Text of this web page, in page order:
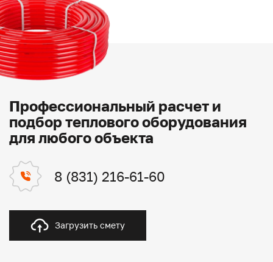
Профессиональный расчет и
подбор теплового оборудования
для любого объекта
8 (831) 216-61-60
Загрузить смету